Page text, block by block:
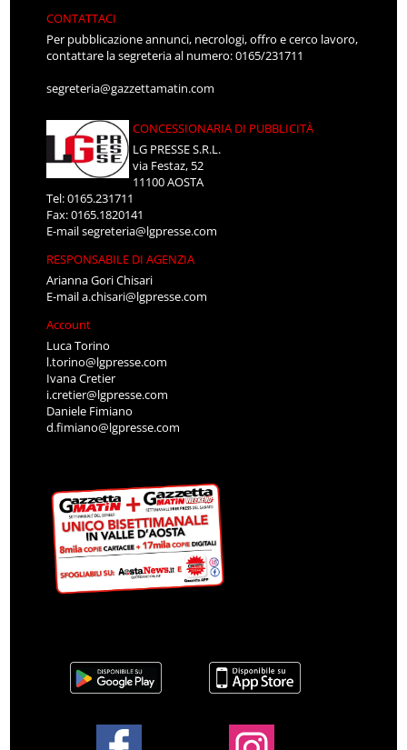
CONTATTACI
Per pubblicazione annunci, necrologi, offro e cerco lavoro,
contattare la segreteria al numero: 0165/231711
segreteria@gazzettamatin.com
CONCESSIONARIA DI PUBBLICITÀ
LG PRESSE S.R.L.
via Festaz, 52
11100 AOSTA
Tel: 0165.231711
Fax: 0165.1820141
E-mailsegreteria@lgpresse.com
RESPONSABILE DI AGENZIA
Arianna Gori Chisari
E-maila.chisari@lgpresse.com
Account
Luca Torino
l.torino@lgpresse.com
Ivana Cretier
i.cretier@lgpresse.com
Daniele Fimiano
d.fimiano@lgpresse.com